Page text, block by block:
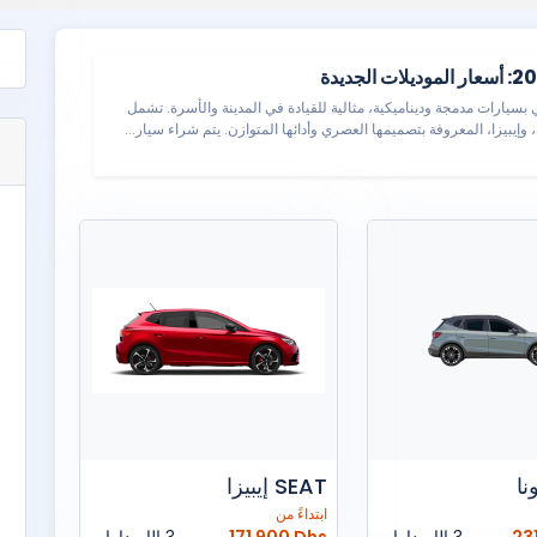
مدمجة وديناميكية، مثالية للقيادة في المدينة والأسرة. تشمل
المعروفة بتصميمها العصري وأدائها المتوازن. يتم شراء سيار...
SEAT إيبيزا
ابتداءً من